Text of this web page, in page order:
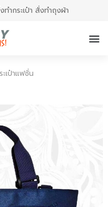
ทำกระเป๋า สั่งทำถุงผ้า
เป๋าแฟชั่น